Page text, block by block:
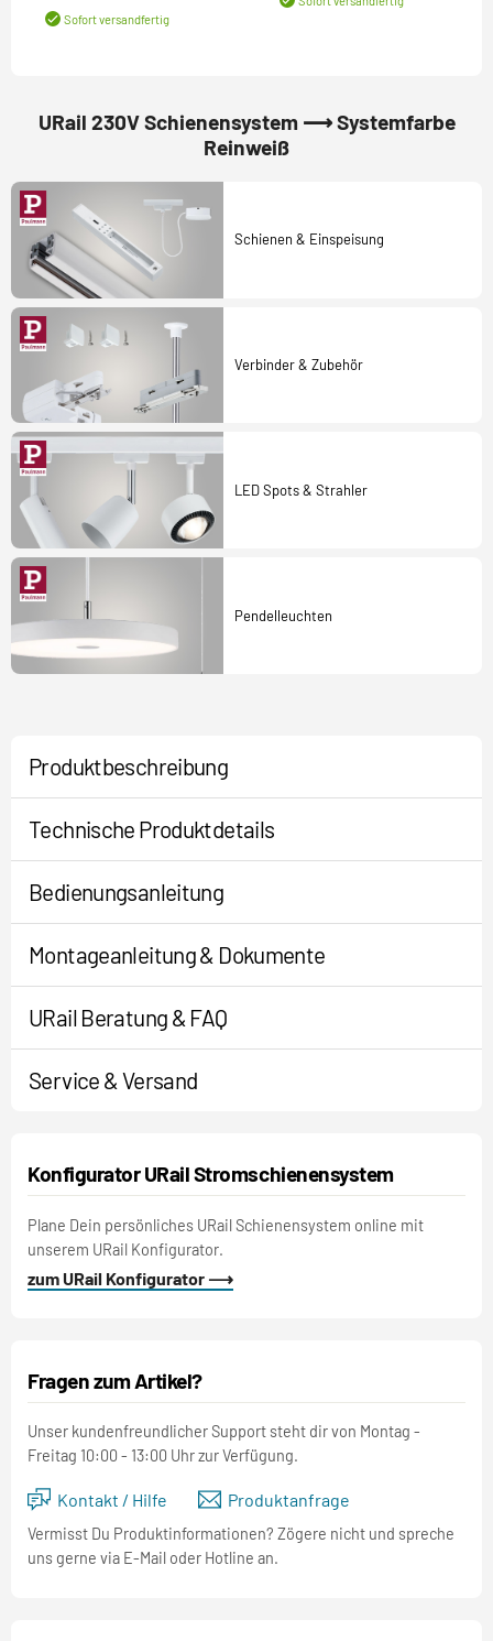
Sofort versandfertig
URail 230V Schienensystem ⟶ Systemfarbe
Reinweiß
Schienen & Einspeisung
Verbinder & Zubehör
LED Spots & Strahler
Pendelleuchten
Produktbeschreibung
Technische Produktdetails
Bedienungsanleitung
Montageanleitung & Dokumente
URail Beratung & FAQ
Service & Versand
Konfigurator URail Stromschienensystem
Plane Dein persönliches URail Schienensystem online mit
unserem URail Konfigurator.
zum URail Konfigurator ⟶
Fragen zum Artikel?
Unser kundenfreundlicher Support steht dir von Montag -
Freitag 10:00 - 13:00 Uhr zur Verfügung.
Kontakt / Hilfe Produktanfrage
Vermisst Du Produktinformationen? Zögere nicht und spreche
uns gerne via E-Mail oder Hotline an.